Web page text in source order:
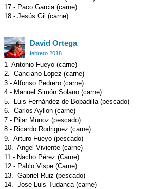
17.- Paco Garcia (carne)
18.- Jesús Gil (carne)
David Ortega
febrero 2018
1- Antonio Fueyo (carne)
2.- Canciano Lopez (carne)
3.- Alfonso Pedrero (carne)
4.- Manuel Simón Solano (carne)
5.- Luis Fernández de Bobadilla (pescado)
6.- Carlos Ayllon (carne)
7.- Pilar Munoz (pescado)
8.- Ricardo Rodriguez (carne)
9.- Arturo Fueyo (pescado)
10.- Angel Viviente (carne)
11.- Nacho Pérez (Carne)
12.- Pablo Vispe (Carne)
13.- Gabriel Ruiz (pescado)
14.- Jose Luis Tudanca (carne)